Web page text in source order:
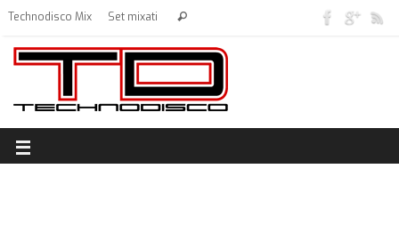
Technodisco Mix Set mixati